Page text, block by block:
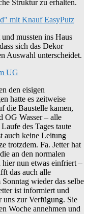
Struktur zu erhalten.
mussten ins Haus
sich das Dekor
Auswahl unterscheidet.
den eisigen
hatte es zeitweise
die Baustelle kamen,
OG Wasser – alle
des Tages taute
auch keine Leitung
trotzdem. Fa. Jetter hat
an den normalen
hier nun etwas einfriert –
das auch alle
wieder das selbe
ist informiert und
uns zur Verfügung. Sie
Woche annehmen und